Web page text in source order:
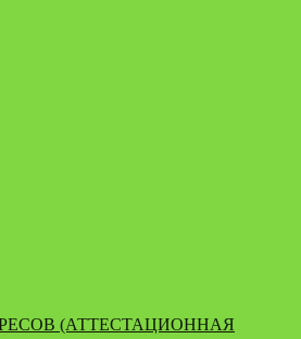
(АТТЕСТАЦИОННАЯ